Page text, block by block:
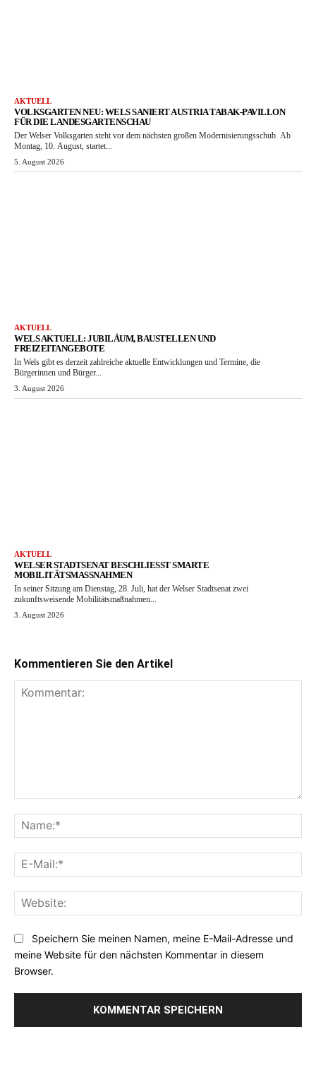
AKTUELL
VOLKSGARTEN NEU: WELS SANIERT AUSTRIA TABAK-PAVILLON
FÜR DIE LANDESGARTENSCHAU
Der Welser Volksgarten steht vor dem nächsten großen Modernisierungsschub. Ab
Montag, 10. August, startet...
5. August 2026
AKTUELL
WELS AKTUELL: JUBILÄUM, BAUSTELLEN UND
FREIZEITANGEBOTE
In Wels gibt es derzeit zahlreiche aktuelle Entwicklungen und Termine, die
Bürgerinnen und Bürger...
3. August 2026
AKTUELL
WELSER STADTSENAT BESCHLIESST SMARTE M
OBILITÄTSMASSNAHMEN
In seiner Sitzung am Dienstag, 28. Juli, hat der Welser Stadtsenat zwei
zukunftsweisende Mobilitätsmaßnahmen...
3. August 2026
Kommentieren Sie den Artikel
Speichern Sie meinen Namen, meine E-Mail-Adresse und
meine Website für den nächsten Kommentar in diesem
Browser.